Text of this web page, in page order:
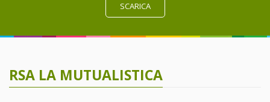
SCARICA
RSA LA MUTUALISTICA